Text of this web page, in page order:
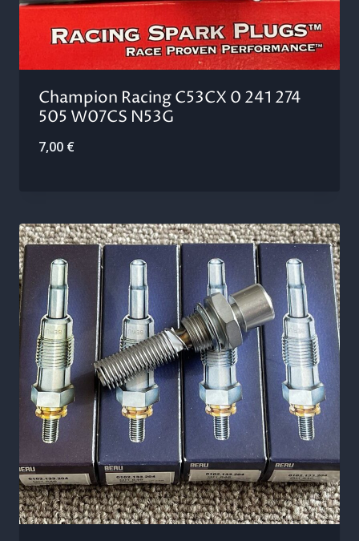
Champion Racing C53CX 0 241 274
505 W07CS N53G
7,00 €